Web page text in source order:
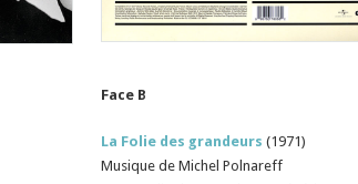
Face B
La Folie des grandeurs (1971)
Musique de Michel Polnareff